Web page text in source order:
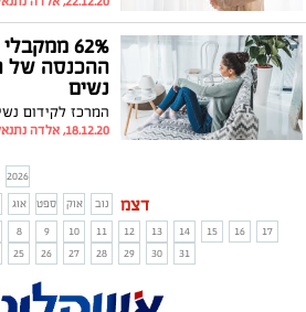
62%
ההכנסה של
נשים
18.12.20, אלדה נתנאל
2026
אוג ספט אוק נוב דצמ
8 9 10 11 12 13 14 15 16
17
25 26 27 28 29 30 31